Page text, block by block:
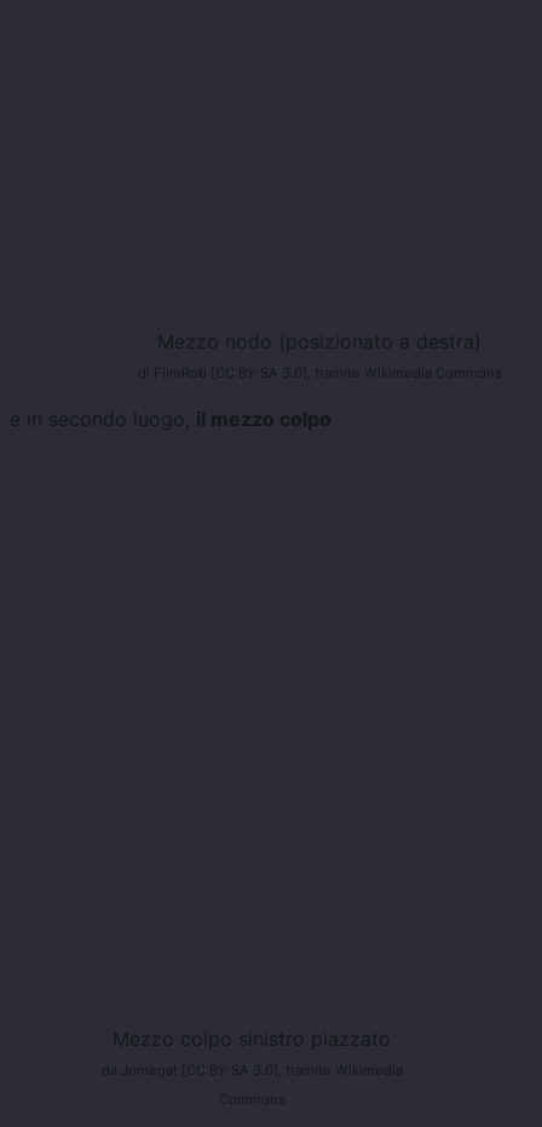
Mezzo nodo (posizionato a destra)
di FilmRob [CC BY-SA 3.0], tramite Wikimedia Commons
e in secondo luogo, il mezzo colpo
Mezzo colpo sinistro piazzato
da Jomegat [CC BY-SA 3.0], tramite Wikimedia
Commons